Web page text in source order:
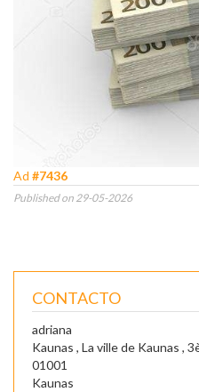
Ad #7436
Published on 29-05-2026
CONTACTO
adriana
Kaunas , La ville de Kaunas ,
01001
Kaunas